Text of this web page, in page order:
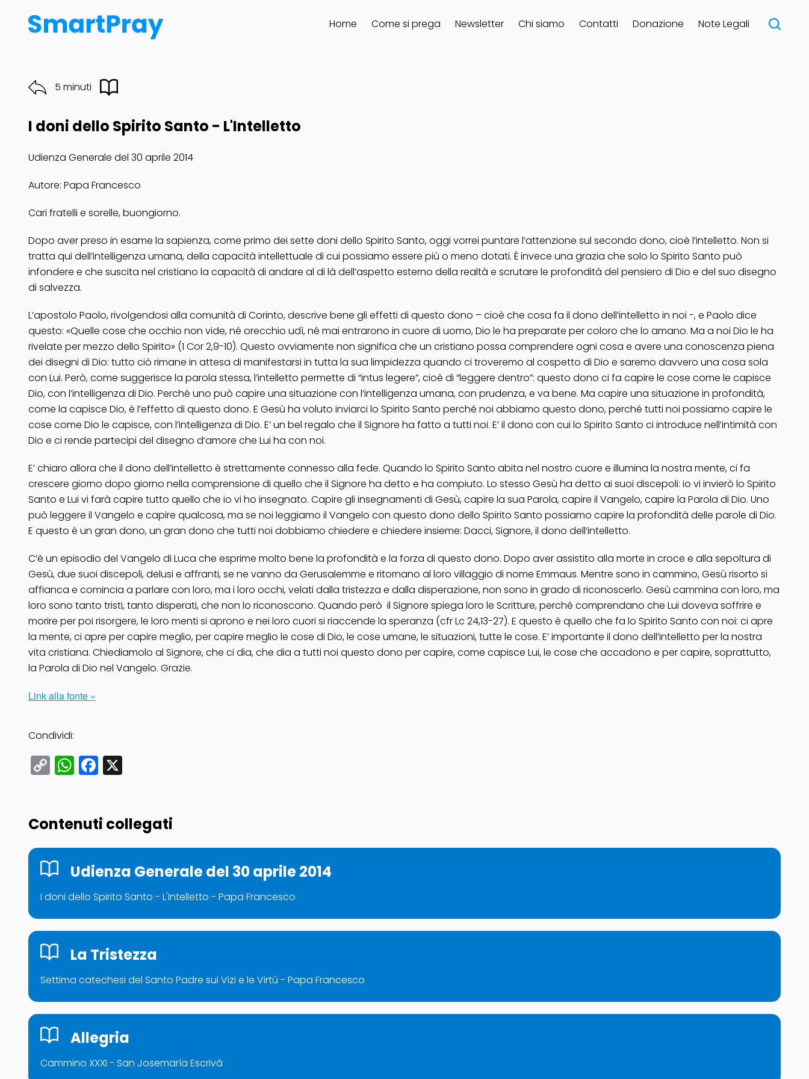
Home Come si prega Newsletter Chi siamo Contatti Donazione Note Legali
5 minuti
I doni dello Spirito Santo - L'Intelletto
Udienza Generale del 30 aprile 2014
Autore: Papa Francesco
Cari fratelli e sorelle, buongiorno.
Dopo aver preso in esame la sapienza, come primo dei sette doni dello Spirito Santo, oggi vorrei puntare l’attenzione sul secondo dono, cioè l’intelletto. Non si
tratta qui dell’intelligenza umana, della capacità intellettuale di cui possiamo essere più o meno dotati. È invece una grazia che solo lo Spirito Santo può
infondere e che suscita nel cristiano la capacità di andare al di là dell’aspetto esterno della realtà e scrutare le profondità del pensiero di Dio e del suo disegno
di salvezza.
L’apostolo Paolo, rivolgendosi alla comunità di Corinto, descrive bene gli effetti di questo dono – cioè che cosa fa il dono dell’intelletto in noi -, e Paolo dice
questo: «Quelle cose che occhio non vide, né orecchio udì, né mai entrarono in cuore di uomo, Dio le ha preparate per coloro che lo amano. Ma a noi Dio le ha
rivelate per mezzo dello Spirito» (1 Cor 2,9-10). Questo ovviamente non significa che un cristiano possa comprendere ogni cosa e avere una conoscenza piena
dei disegni di Dio: tutto ciò rimane in attesa di manifestarsi in tutta la sua limpidezza quando ci troveremo al cospetto di Dio e saremo davvero una cosa sola
con Lui. Però, come suggerisce la parola stessa, l’intelletto permette di “intus legere”, cioè di “leggere dentro”: questo dono ci fa capire le cose come le capisce
Dio, con l’intelligenza di Dio. Perché uno può capire una situazione con l’intelligenza umana, con prudenza, e va bene. Ma capire una situazione in profondità,
come la capisce Dio, è l’effetto di questo dono. E Gesù ha voluto inviarci lo Spirito Santo perché noi abbiamo questo dono, perché tutti noi possiamo capire le
cose come Dio le capisce, con l’intelligenza di Dio. E’ un bel regalo che il Signore ha fatto a tutti noi. E’ il dono con cui lo Spirito Santo ci introduce nell’intimità con
Dio e ci rende partecipi del disegno d’amore che Lui ha con noi.
E’ chiaro allora che il dono dell’intelletto è strettamente connesso alla fede. Quando lo Spirito Santo abita nel nostro cuore e illumina la nostra mente, ci fa
crescere giorno dopo giorno nella comprensione di quello che il Signore ha detto e ha compiuto. Lo stesso Gesù ha detto ai suoi discepoli: io vi invierò lo Spirito
Santo e Lui vi farà capire tutto quello che io vi ho insegnato. Capire gli insegnamenti di Gesù, capire la sua Parola, capire il Vangelo, capire la Parola di Dio. Uno
può leggere il Vangelo e capire qualcosa, ma se noi leggiamo il Vangelo con questo dono dello Spirito Santo possiamo capire la profondità delle parole di Dio.
E questo è un gran dono, un gran dono che tutti noi dobbiamo chiedere e chiedere insieme: Dacci, Signore, il dono dell’intelletto.
C’è un episodio del Vangelo di Luca che esprime molto bene la profondità e la forza di questo dono. Dopo aver assistito alla morte in croce e alla sepoltura di
Gesù, due suoi discepoli, delusi e affranti, se ne vanno da Gerusalemme e ritornano al loro villaggio di nome Emmaus. Mentre sono in cammino, Gesù risorto si
affianca e comincia a parlare con loro, ma i loro occhi, velati dalla tristezza e dalla disperazione, non sono in grado di riconoscerlo. Gesù cammina con loro, ma
loro sono tanto tristi, tanto disperati, che non lo riconoscono. Quando però il Signore spiega loro le Scritture, perché comprendano che Lui doveva soffrire e
morire per poi risorgere, le loro menti si aprono e nei loro cuori si riaccende la speranza (cfr Lc 24,13-27). E questo è quello che fa lo Spirito Santo con noi: ci apre
la mente, ci apre per capire meglio, per capire meglio le cose di Dio, le cose umane, le situazioni, tutte le cose. E’ importante il dono dell’intelletto per la nostra
vita cristiana. Chiediamolo al Signore, che ci dia, che dia a tutti noi questo dono per capire, come capisce Lui, le cose che accadono e per capire, soprattutto,
la Parola di Dio nel Vangelo. Grazie.
Link alla fonte »
Condividi:
Copy
Link
WhatsApp
Facebook
Contenuti collegati
Udienza Generale del 30 aprile 2014
I doni dello Spirito Santo - L'Intelletto - Papa Francesco
La Tristezza
Settima catechesi del Santo Padre sui Vizi e le Virtù - Papa Francesco
Allegria
Cammino XXXI - San Josemaría Escrivá